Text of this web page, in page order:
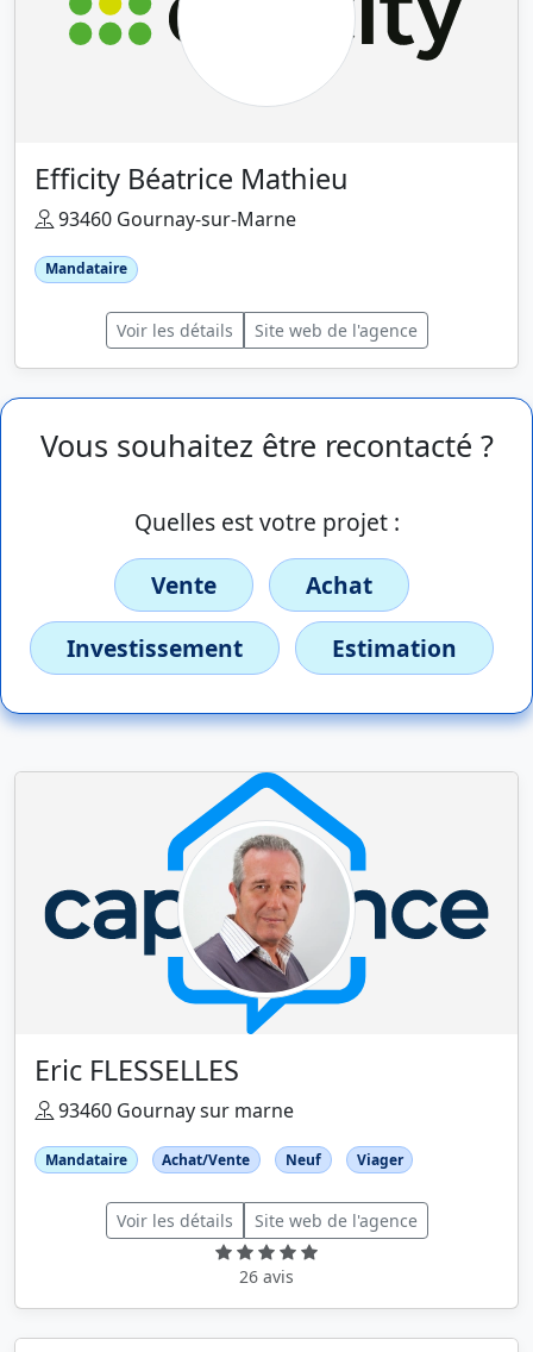
Efficity Béatrice Mathieu
93460 Gournay-sur-Marne
Mandataire
Voir les détails Site web de l'agence
Vous souhaitez être recontacté ?
Quelles est votre projet :
Vente
Achat
Investissement
Estimation
Eric FLESSELLES
93460 Gournay sur marne
Mandataire Achat/Vente Neuf Viager
Voir les détails Site web de l'agence
26 avis